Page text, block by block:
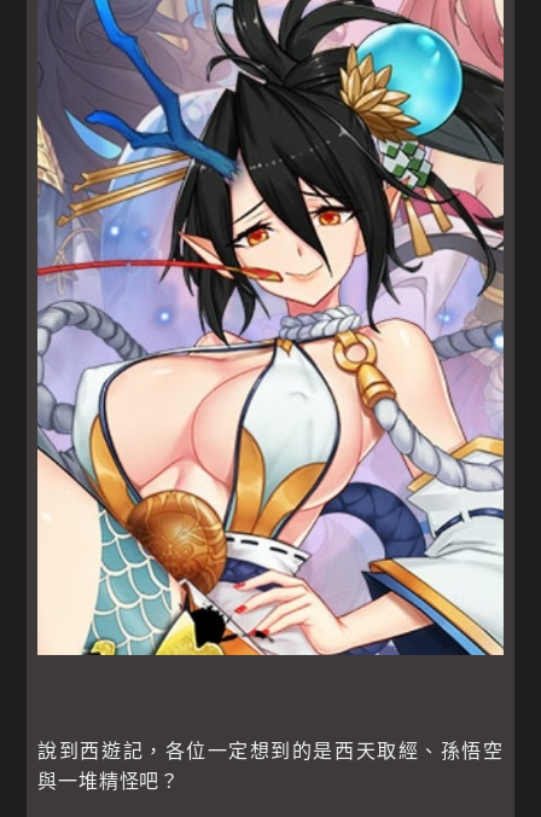
說到西遊記，各位一定想到的是西天取經、孫悟空
與一堆精怪吧？